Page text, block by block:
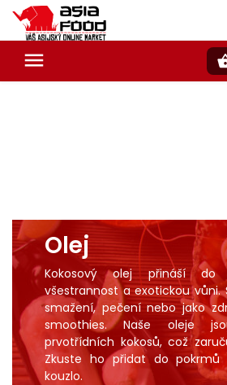
Olej
Kokosový olej přináší do
všestrannost a exotickou vůni.
smažení, pečení nebo jako
smoothies. Naše oleje
prvotřídních kokosů, což
Zkuste ho přidat do
kouzlo.